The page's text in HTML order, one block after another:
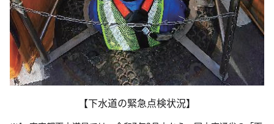
【下水道の緊急点検状況】